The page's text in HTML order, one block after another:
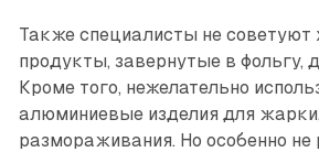
Также специалисты не советуют
продукты, завернутые в фольгу,
Кроме того, нежелательно
алюминиевые изделия для
размораживания. Но особенно не